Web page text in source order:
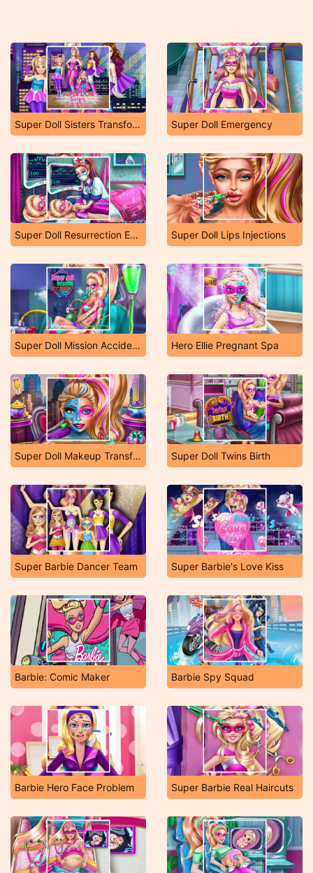
Super Doll Sisters Transform Super Doll Emergency
Super Doll Resurrection Emergency Super Doll Lips Injections
Super Doll Mission Accident Er Hero Ellie Pregnant Spa
Super Doll Makeup Transform Super Doll Twins Birth
Super Barbie Dancer Team Super Barbie's Love Kiss
Barbie: Comic Maker Barbie Spy Squad
Barbie Hero Face Problem Super Barbie Real Haircuts